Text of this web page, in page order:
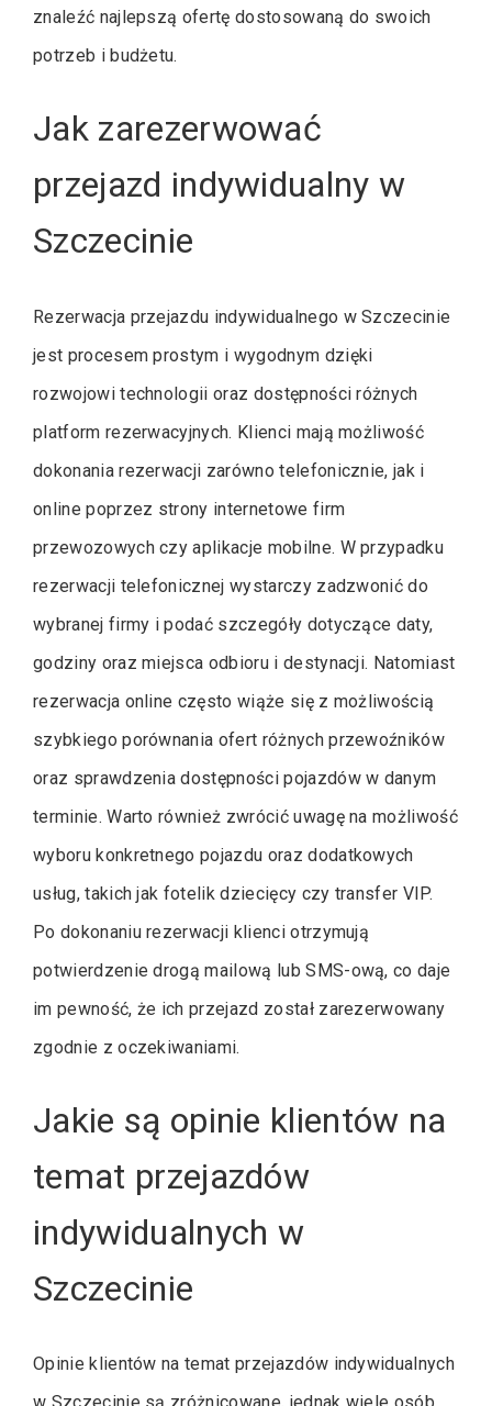
znaleźć najlepszą ofertę dostosowaną do swoich
potrzeb i budżetu.
Jak zarezerwować
przejazd indywidualny w
Szczecinie
Rezerwacja przejazdu indywidualnego w Szczecinie
jest procesem prostym i wygodnym dzięki
rozwojowi technologii oraz dostępności różnych
platform rezerwacyjnych. Klienci mają możliwość
dokonania rezerwacji zarówno telefonicznie, jak i
online poprzez strony internetowe firm
przewozowych czy aplikacje mobilne. W przypadku
rezerwacji telefonicznej wystarczy zadzwonić do
wybranej firmy i podać szczegóły dotyczące daty,
godziny oraz miejsca odbioru i destynacji. Natomiast
rezerwacja online często wiąże się z możliwością
szybkiego porównania ofert różnych przewoźników
oraz sprawdzenia dostępności pojazdów w danym
terminie. Warto również zwrócić uwagę na możliwość
wyboru konkretnego pojazdu oraz dodatkowych
usług, takich jak fotelik dziecięcy czy transfer VIP.
Po dokonaniu rezerwacji klienci otrzymują
potwierdzenie drogą mailową lub SMS-ową, co daje
im pewność, że ich przejazd został zarezerwowany
zgodnie z oczekiwaniami.
Jakie są opinie klientów na
temat przejazdów
indywidualnych w
Szczecinie
Opinie klientów na temat przejazdów indywidualnych